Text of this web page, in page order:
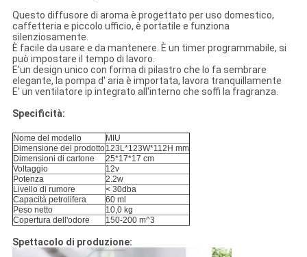
Questo diffusore di aroma è progettato per uso domestico,
caffetteria e piccolo ufficio, è portatile e funziona
silenziosamente.
È facile da usare e da mantenere. È un timer programmabile, si
può impostare il tempo di lavoro.
E'un design unico con forma di pilastro che lo fa sembrare
elegante, la pompa d' aria è importata, lavora tranquillamente
E' un ventilatore ip integrato all'interno che soffi la fragranza.
Specificità:
Nome del modello
MIU
Dimensione del prodotto123L*123W*112H mm
Dimensioni di cartone
25*17*17 cm
Voltaggio
12v
Potenza
2.2w
Livello di rumore
< 30dba
Capacità petrolifera
60 ml
Peso netto
10,0 kg
Copertura dell'odore
150-200 m^3
Spettacolo di produzione: